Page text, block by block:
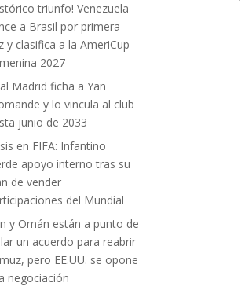
triunfo! Venezuela
a Brasil por primera
y clasifica a la AmeriCup
2027
Madrid ficha a Yan
y lo vincula al club
junio de 2033
en FIFA: Infantino
apoyo interno tras su
de vender
del Mundial
y Omán están a punto de
un acuerdo para reabrir
pero EE.UU. se opone
negociación